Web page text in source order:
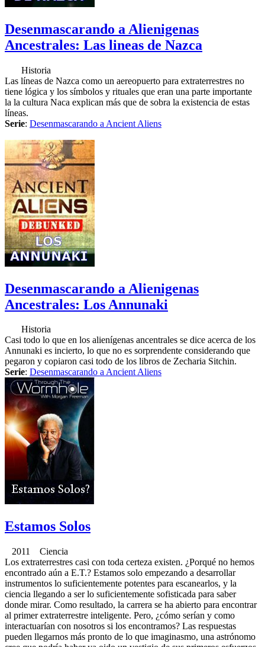
Desenmascarando a Alienigenas
Ancestrales: Las lineas de Nazca
Historia
Las líneas de Nazca como un aereopuerto para extraterrestres no
tiene lógica y los símbolos y rituales que eran una parte importante
la la cultura Naca explican más que de sobra la existencia de estas
líneas.
Serie: Desenmascarando a Ancient Aliens
Desenmascarando a Alienigenas
Ancestrales: Los Annunaki
Historia
Casi todo lo que en los alienígenas ancentrales se dice acerca de los
Annunaki es incierto, lo que no es sorprendente considerando que
pegaron y copiaron casi todo de los libros de Zecharia Sitchin.
Serie: Desenmascarando a Ancient Aliens
Estamos Solos
2011 Ciencia
Los extraterrestres casi con toda certeza existen. ¿Porqué no hemos
encontrado aún a E.T.? Estamos solo empezando a desarrollar
instrumentos lo suficientemente potentes para escanearlos, y la
ciencia llegando a ser lo suficientemente sofisticada para saber
donde mirar. Como resultado, la carrera se ha abierto para encontrar
al primer extraterrestre inteligente. Pero, ¿cómo serían y como
interactuarían con nosotros si los encontramos? Las respuestas
pueden llegarnos más pronto de lo que imaginasmo, una astrónomo